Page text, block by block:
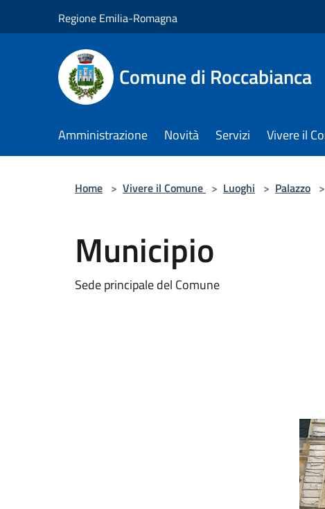
Regione Emilia-Romagna
Comune di Roccabianca
Amministrazione Novità Servizi Vivere il
Home > Vivere il Comune > Luoghi > Palazzo >
Municipio
Sede principale del Comune